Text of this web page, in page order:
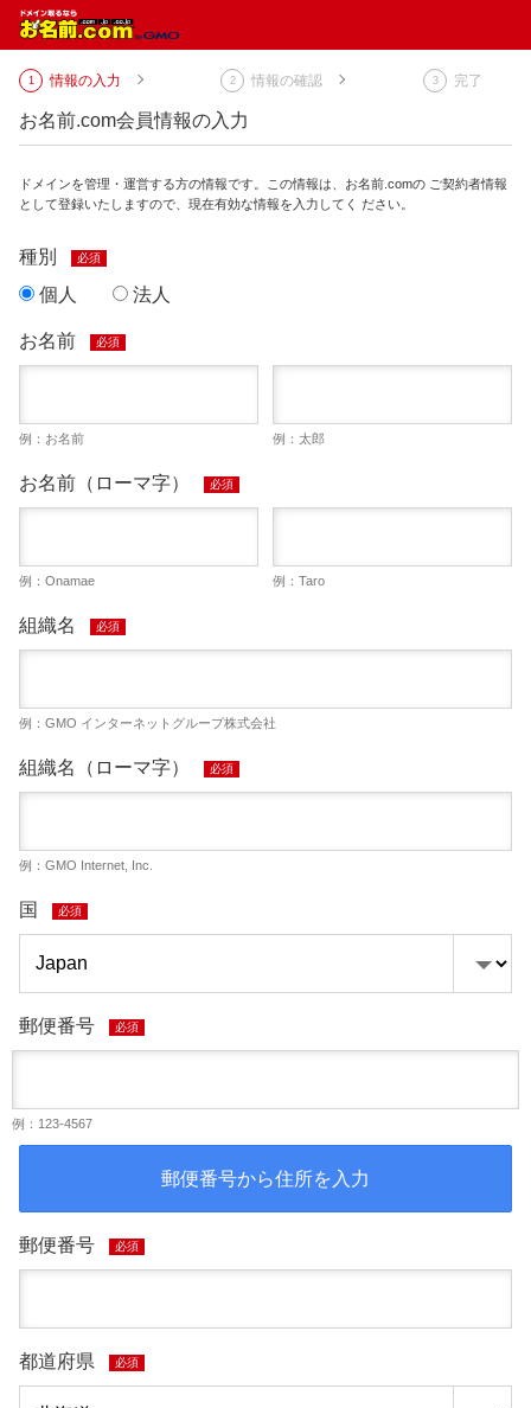
情報の入力 情報の確認 完了
お名前.com会員情報の入力
ドメインを管理・運営する方の情報です。この情報は、お名前.comの ご契約者情報
として登録いたしますので、現在有効な情報を入力してく ださい。
種別 必須
個人 法人
お名前 必須
例：お名前 例：太郎
お名前（ローマ字） 必須
例：Onamae 例：Taro
組織名 必須
例：GMO インターネットグループ株式会社
組織名（ローマ字） 必須
例：GMO Internet, Inc.
国 必須
郵便番号 必須
例：123-4567
郵便番号から住所を入力
郵便番号 必須
都道府県 必須